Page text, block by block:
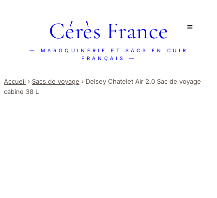
Cérès France
— MAROQUINERIE ET SACS EN CUIR
FRANÇAIS —
Accueil › Sacs de voyage › Delsey Chatelet Air 2.0 Sac de voyage
cabine 38 L